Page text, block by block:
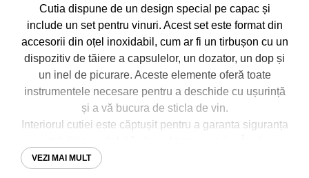
Cutia dispune de un design special pe capac și
include un set pentru vinuri. Acest set este format din
accesorii din oțel inoxidabil, cum ar fi un tirbușon cu un
dispozitiv de tăiere a capsulelor, un dozator, un dop și
un inel de picurare. Aceste elemente oferă toate
instrumentele necesare pentru a deschide cu ușurință
și a vă bucura de sticla de vin.
Interiorul cutiei este căptușit pentru a garanta siguranța
lemnul utilizat la fabricarea sa oferă o protecție
VEZI MAI MULT